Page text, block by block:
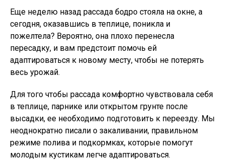
Еще неделю назад рассада бодро стояла на окне, а
сегодня, оказавшись в теплице, поникла и
пожелтела? Вероятно, она плохо перенесла
пересадку, и вам предстоит помочь ей
адаптироваться к новому месту, чтобы не потерять
весь урожай.
Для того чтобы рассада комфортно чувствовала себя
в теплице, парнике или открытом грунте после
высадки, ее необходимо подготовить к переезду. Мы
неоднократно писали о закаливании, правильном
режиме полива и подкормках, которые помогут
молодым кустикам легче адаптироваться.